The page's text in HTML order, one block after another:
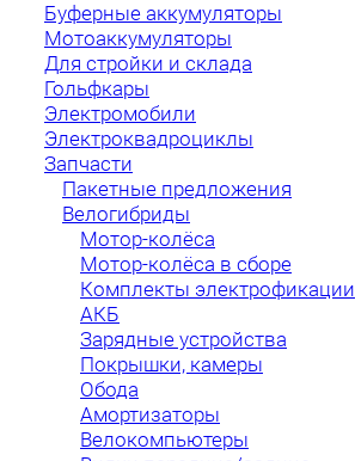
Буферные аккумуляторы
Мотоаккумуляторы
Для стройки и склада
Гольфкары
Электромобили
Электроквадроциклы
Запчасти
Пакетные предложения
Велогибриды
Мотор-колёса
Мотор-колёса в сборе
Комплекты электрофикации
АКБ
Зарядные устройства
Покрышки, камеры
Обода
Амортизаторы
Велокомпьютеры